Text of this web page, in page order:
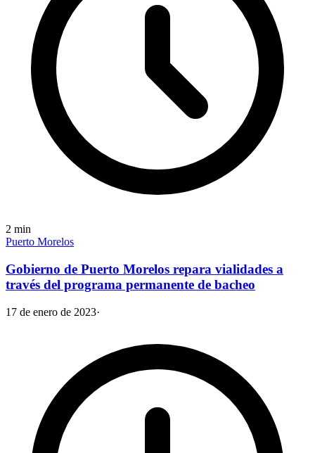
2 min
Puerto Morelos
Gobierno de Puerto Morelos repara vialidades a
través del programa permanente de bacheo
17 de enero de 2023·